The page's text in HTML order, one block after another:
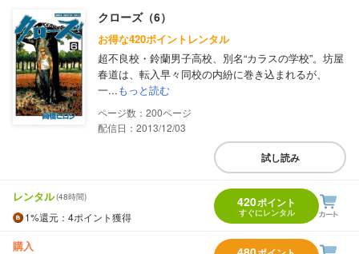
クローズ（6）
お得な420ポイントレンタル
超不良校・鈴蘭男子高校、別名“カラスの学校”。坊屋
春道は、転入早々同校の内紛に巻き込まれるが、
一...もっと読む
200
配信日：2013/12/03
試し読み
レンタル(48時間)
1%還元 ：4ポイント獲得
420ポイント
すぐにレンタル
購入